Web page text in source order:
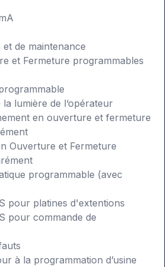
et de maintenance
et Fermeture programmables
la lumière de l‘opérateur
en ouverture et fermeture
Ouverture et Fermeture
programmable (avec
pour platines d'extentions
pour commande de
à la programmation d’usine